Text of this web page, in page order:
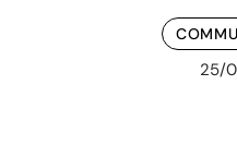
25/